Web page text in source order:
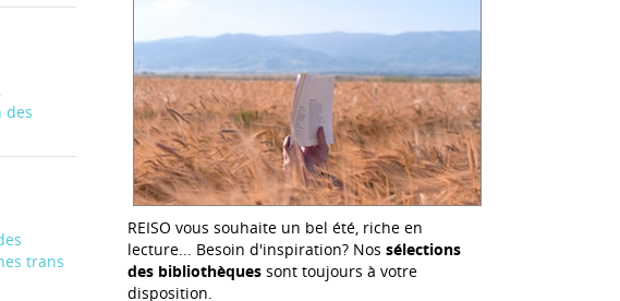
des
trans
REISO vous souhaite un bel été, riche en
lecture... Besoin d'inspiration? Nos sélections
des bibliothèques sont toujours à votre
disposition.